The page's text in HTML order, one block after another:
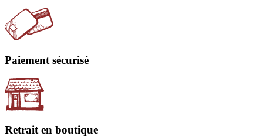
Paiement sécurisé
Retrait en boutique